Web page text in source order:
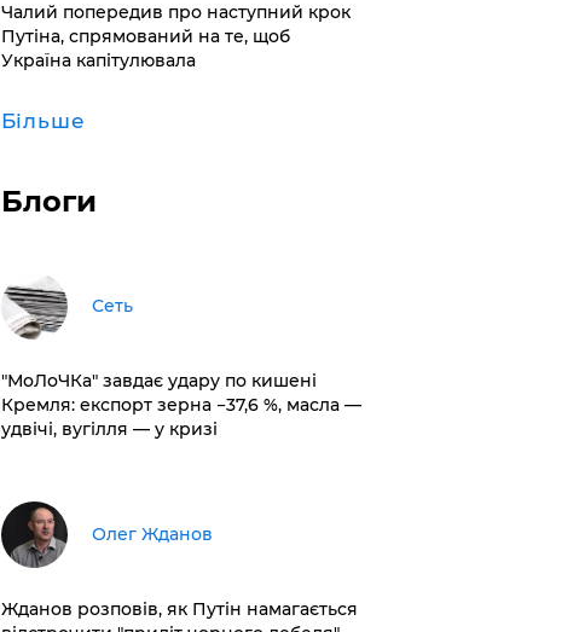
​Чалий попередив про наступний крок
Путіна, спрямований на те, щоб
Україна капітулювала
Більше
Блоги
Сеть
​"МоЛоЧКа" завдає удару по кишені
Кремля: експорт зерна −37,6 %, масла —
удвічі, вугілля — у кризі
Олег Жданов
Жданов розповів, як Путін намагається